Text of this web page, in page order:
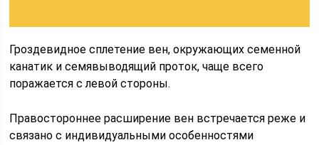
Гроздевидное сплетение вен, окружающих семенной
канатик и семявыводящий проток, чаще всего
поражается с левой стороны.
Правостороннее расширение вен встречается реже и
связано с индивидуальными особенностями